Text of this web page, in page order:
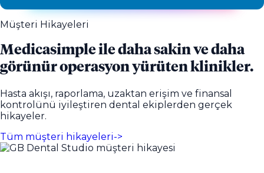
Müşteri Hikayeleri
Medicasimple ile daha sakin ve daha
görünür operasyon yürüten klinikler.
Hasta akışı, raporlama, uzaktan erişim ve finansal
kontrolünü iyileştiren dental ekiplerden gerçek
hikayeler.
Tüm müşteri hikayeleri->